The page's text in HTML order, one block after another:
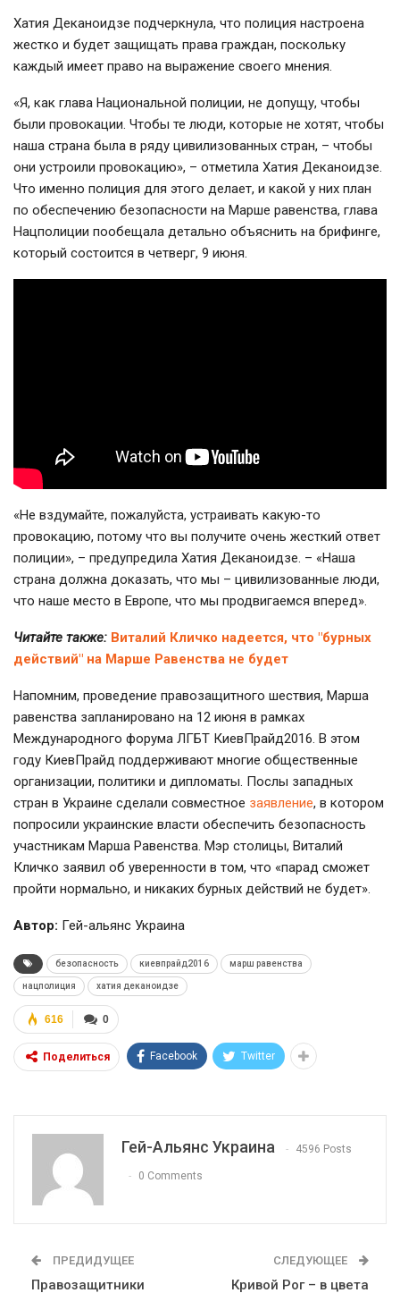
Хатия Деканоидзе подчеркнула, что полиция настроена
жестко и будет защищать права граждан, поскольку
каждый имеет право на выражение своего мнения.
«Я, как глава Национальной полиции, не допущу, чтобы
были провокации. Чтобы те люди, которые не хотят, чтобы
наша страна была в ряду цивилизованных стран, – чтобы
они устроили провокацию», – отметила Хатия Деканоидзе.
Что именно полиция для этого делает, и какой у них план
по обеспечению безопасности на Марше равенства, глава
Нацполиции пообещала детально объяснить на брифинге,
который состоится в четверг, 9 июня.
«Не вздумайте, пожалуйста, устраивать какую-то
провокацию, потому что вы получите очень жесткий ответ
полиции», – предупредила Хатия Деканоидзе. – «Наша
страна должна доказать, что мы – цивилизованные люди,
что наше место в Европе, что мы продвигаемся вперед».
Читайте также: Виталий Кличко надеется, что "бурных
действий" на Марше Равенства не будет
Напомним, проведение правозащитного шествия, Марша
равенства запланировано на 12 июня в рамках
Международного форума ЛГБТ КиевПрайд2016. В этом
году КиевПрайд поддерживают многие общественные
организации, политики и дипломаты. Послы западных
стран в Украине сделали совместное заявление, в котором
попросили украинские власти обеспечить безопасность
участникам Марша Равенства. Мэр столицы, Виталий
Кличко заявил об уверенности в том, что «парад сможет
пройти нормально, и никаких бурных действий не будет».
Автор: Гей-альянс Украина
безопасность киевпрайд2016 марш равенства
нацполиция хатия деканоидзе
0
616
Поделиться Facebook Twitter
Гей-Альянс Украина 4596 Posts
0 Comments
ПРЕДИДУЩЕЕ
Правозащитники
СЛЕДУЮЩЕЕ
Кривой Рог – в цвета